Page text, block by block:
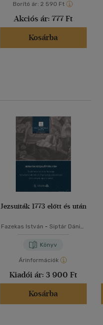
Borító ár: 2 590 Ft
Akciós ár: 777 Ft
Kosárba
Jezsuiták 1773 előtt és után
Fazekas István - Siptár Dániel
Könyv
Árinformációk
Kiadói ár: 3 900 Ft
Kosárba